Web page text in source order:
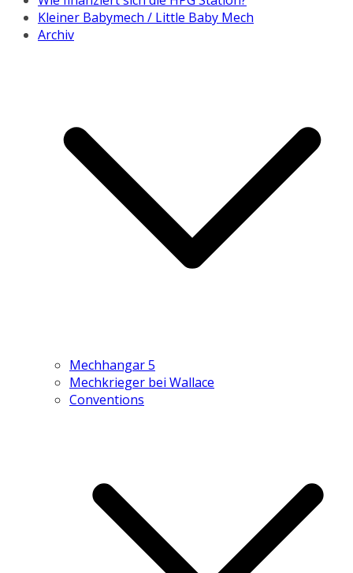
Kleiner Babymech / Little Baby Mech
Archiv
Mechhangar 5
Mechkrieger bei Wallace
Conventions